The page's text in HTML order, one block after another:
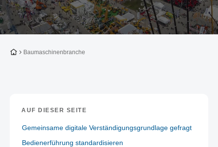
Zur Startseite
Baumaschinenbranche
AUF DIESER SEITE
Gemeinsame digitale Verständigungsgrundlage gefragt
Bedienerführung standardisieren